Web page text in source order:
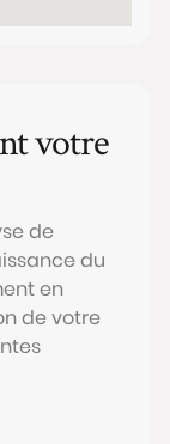
votre
de
du
en
de votre